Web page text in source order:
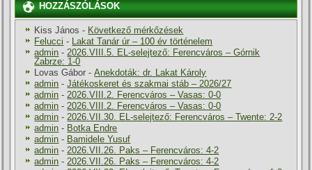
HOZZÁSZÓLÁSOK
Kiss János - Következő mérkőzések
Felucci - Lakat Tanár úr – 100 év történelem
admin -2026.VIII.5. EL-selejtező: Ferencváros – Górnik
Zabrze: 1-0
Lovas Gábor -Anekdoták: dr. Lakat Károly
admin -Játékoskeret és szakmai stáb – 2026/27
admin -2026.VIII.2. Ferencváros – Vasas: 0-0
admin -2026.VIII.2. Ferencváros – Vasas: 0-0
admin -2026.VII.30. EL-selejtező: Ferencváros – Twente: 2-2
admin - Botka Endre
admin - Bamidele Yusuf
admin -2026.VII.26. Paks – Ferencváros: 4-2
admin -2026.VII.26. Paks – Ferencváros: 4-2